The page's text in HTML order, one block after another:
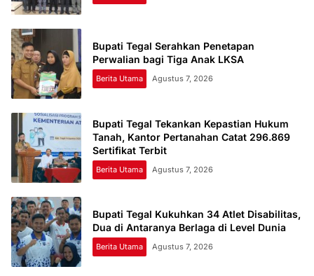
Bupati Tegal Serahkan Penetapan
Perwalian bagi Tiga Anak LKSA
Berita Utama Agustus 7, 2026
Bupati Tegal Tekankan Kepastian Hukum
Tanah, Kantor Pertanahan Catat 296.869
Sertifikat Terbit
Berita Utama Agustus 7, 2026
Bupati Tegal Kukuhkan 34 Atlet Disabilitas,
Dua di Antaranya Berlaga di Level Dunia
Berita Utama Agustus 7, 2026